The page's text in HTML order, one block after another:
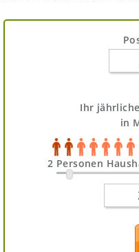
Ihr
in
2 Personen